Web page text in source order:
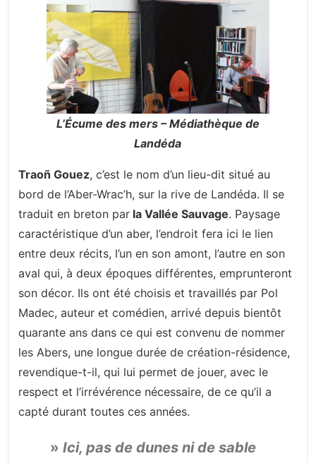
L’Écume des mers – Médiathèque de
Landéda
Traoñ Gouez, c’est le nom d’un lieu-dit situé au
bord de l’Aber-Wrac’h, sur la rive de Landéda. Il se
traduit en breton par la Vallée Sauvage. Paysage
caractéristique d’un aber, l’endroit fera ici le lien
entre deux récits, l’un en son amont, l’autre en son
aval qui, à deux époques différentes, emprunteront
son décor. Ils ont été choisis et travaillés par Pol
Madec, auteur et comédien, arrivé depuis bientôt
quarante ans dans ce qui est convenu de nommer
les Abers, une longue durée de création-résidence,
revendique-t-il, qui lui permet de jouer, avec le
respect et l’irrévérence nécessaire, de ce qu’il a
capté durant toutes ces années.
»Ici, pas de dunes ni de sable